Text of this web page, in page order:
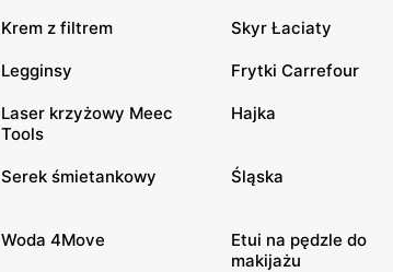
Krem z filtrem Skyr Łaciaty
Legginsy Frytki Carrefour
Laser krzyżowy Meec
Tools
Hajka
Serek śmietankowy Śląska
Woda 4Move
Etui na pędzle do
makijażu